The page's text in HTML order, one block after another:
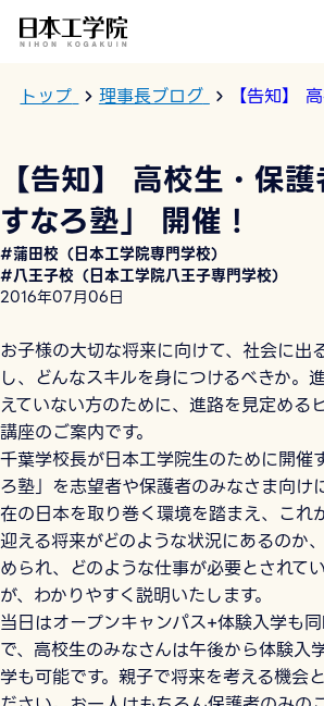
トップ 理事長ブログ 【告知】
【告知】 高校生・保
すなろ塾」 開催 !
#蒲田校（日本工学院専門学校）
#八王子校（日本工学院八王子専門学校）
2016年07月06日
お子様の大切な将来に向けて、社会に出
し、どんなスキルを身につけるべきか。
えていない方のために、進路を見定める
講座のご案内です。
千葉学校長が日本工学院生のために開催
ろ塾」を志望者や保護者のみなさま向け
在の日本を取り巻く環境を踏まえ、これ
迎える将来がどのような状況にあるのか
められ、どのような仕事が必要とされて
が、わかりやすく説明いたします。
当日はオープンキャンパス+体験入学も
で、高校生のみなさんは午後から体験入
学も可能です。親子で将来を考える機会